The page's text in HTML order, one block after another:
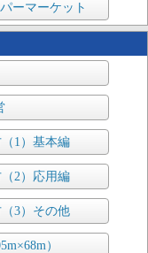
ーマーケット
1）基本編
2）応用編
3）その他
）